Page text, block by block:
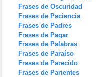
Frases de Oscuridad
Frases de Paciencia
Frases de Padres
Frases de Pagar
Frases de Palabras
Frases de Paraíso
Frases de Parecido
Frases de Parientes